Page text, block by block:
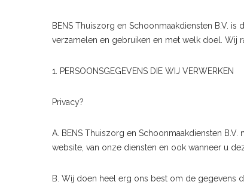
BENS Thuiszorg en Schoonmaakdiensten B.V.
verzamelen en gebruiken en met welk doel. Wij
1. PERSOONSGEGEVENS DIE WIJ VERWERKEN
Privacy?
A. BENS Thuiszorg en Schoonmaakdiensten
website, van onze diensten en ook wanneer u
B. Wij doen heel erg ons best om de gegevens